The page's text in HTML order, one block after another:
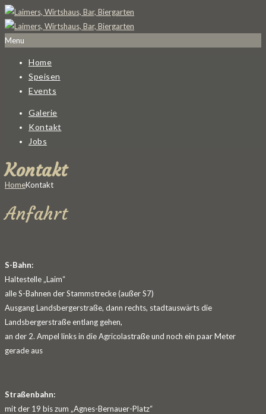
Menu
Home
Speisen
Events
Galerie
Kontakt
Jobs
Kontakt
HomeKontakt
Anfahrt
S-Bahn:
Haltestelle „Laim“
alle S-Bahnen der Stammstrecke (außer S7)
Ausgang Landsbergerstraße, dann rechts, stadtauswärts die
Landsbergerstraße entlang gehen,
an der 2. Ampel links in die Agricolastraße und noch ein paar Meter
gerade aus
Straßenbahn:
mit der 19 bis zum „Agnes-Bernauer-Platz“